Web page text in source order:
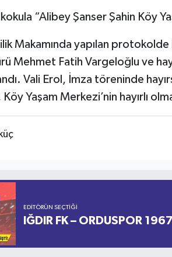
“Alibey Şanser Şahin Köy
Makamında yapılan protokolde
Mehmet Fatih Vargeloğlu ve
Vali Erol, İmza töreninde
Yaşam Merkezi’nin hayırlı
EDITÖRÜN SEÇTIĞI
IĞDIR FK – ORDUSPOR